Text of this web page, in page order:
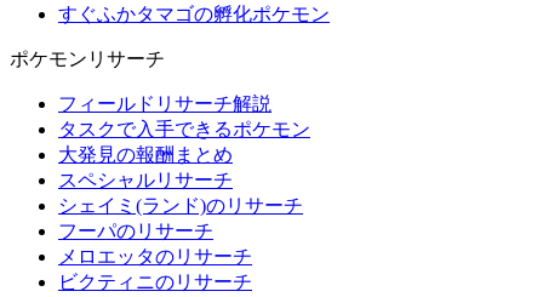
すぐふかタマゴの孵化ポケモン
ポケモンリサーチ
フィールドリサーチ解説
タスクで入手できるポケモン
大発見の報酬まとめ
スペシャルリサーチ
シェイミ(ランド)のリサーチ
フーパのリサーチ
メロエッタのリサーチ
ビクティニのリサーチ